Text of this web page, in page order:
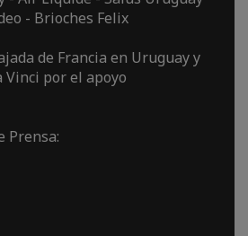
- Brioches Felix
de Francia en Uruguay y
Vinci por el apoyo
Prensa: